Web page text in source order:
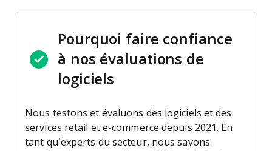
Pourquoi faire confiance
à nos évaluations de
logiciels
Nous testons et évaluons des logiciels et des
services retail et e-commerce depuis 2021. En
tant qu’experts du secteur, nous savons